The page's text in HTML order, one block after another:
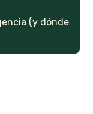
(y dónde